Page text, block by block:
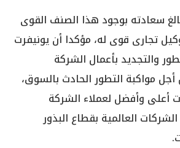
سعادته بوجود هذا الصنف القوى
تجارى قوى له، مؤكدا أن يونيفرت
والتجديد بأعمال الشركة
مواكبة التطور الحادث بالسوق،
أعلى وأفضل لعملاء الشركة
العالمية بقطاع البذور